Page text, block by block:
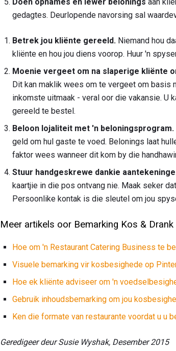
gedagtes. Deurlopende navorsing sal
Betrek jou kliënte gereeld. Niemand hou
kliënte en hou jou diens voorop. Huur 'n
Moenie vergeet om na slaperige kliënte
Dit kan maklik wees om te vergeet om basis
inkomste uitmaak - veral oor die vakansie. U
gereeld te bestel.
Beloon lojaliteit met 'n beloningsprogram.
geld om hul gaste te voed. Belonings laat
faktor wees wanneer dit kom by die
Stuur handgeskrewe dankie
kaartjie in die pos ontvang nie. Maak seker
Persoonlike kontak is die sleutel om jou
Meer artikels oor Bemarking Kos & Drank
Hoe om 'n Restaurant Catering Business te
Visuele bemarking vir kosbesighede op
Hoe ek kliënte adviseer om 'n
Gebruik inhoudsbemarking om jou
Ken die formate van restaurante voordat u u
Geredigeer deur Susie Wyshak, Desember 2015